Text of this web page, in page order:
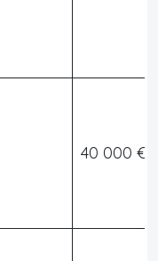
40 000 €